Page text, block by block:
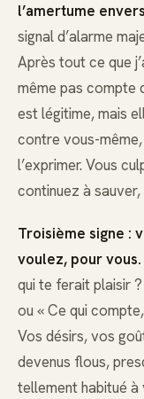
l’amertume
signal d’alarme
Après tout ce que
même pas compte
est légitime, mais
contre vous-
l’exprimer. Vous
continuez à
Troisième signe :
voulez, pour vous.
qui te ferait plaisir
ou « Ce qui
Vos désirs, vos
devenus flous,
tellement habitué